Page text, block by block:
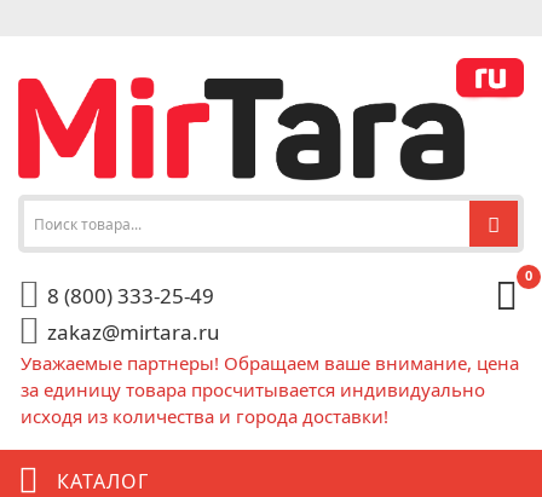
8 (800) 333-25-49
zakaz@mirtara.ru
0
Уважаемые партнеры! Обращаем ваше внимание, цена
за единицу товара просчитывается индивидуально
исходя из количества и города доставки!
КАТАЛОГ